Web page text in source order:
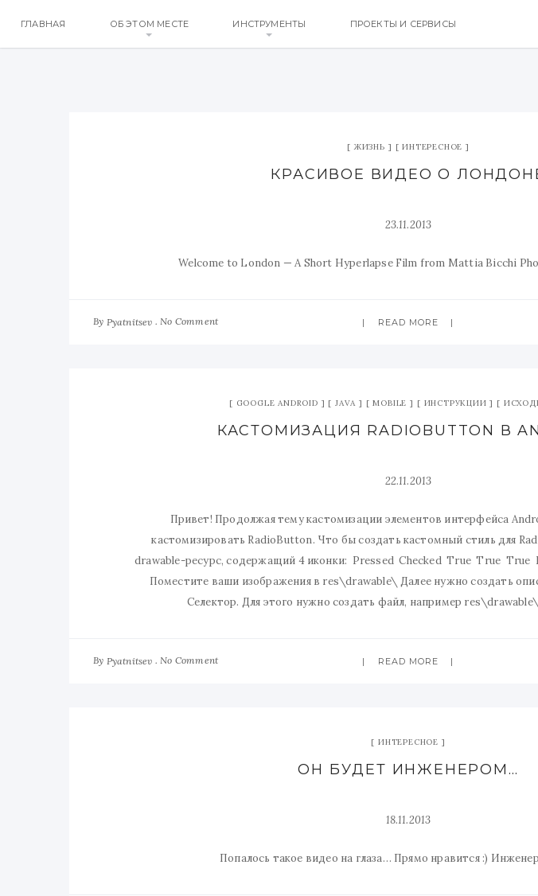
ГЛАВНАЯ ОБ ЭТОМ МЕСТЕ ИНСТРУМЕНТЫ ПРОЕКТЫ И СЕРВИСЫ
ЖИЗНЬ ИНТЕРЕСНОЕ
КРАСИВОЕ ВИДЕО О
23.11.2013
Welcome to London — A Short Hyperlapse Film from Mattia Bicchi
By Pyatnitsev No Comment READ MORE
GOOGLE ANDROID JAVA MOBILE ИНСТРУКЦИИ
КАСТОМИЗАЦИЯ RADIOBUTTON В
22.11.2013
Привет! Продолжая тему кастомизации элементов интерфейса
кастомизировать RadioButton. Что бы создать кастомный стиль для
drawable-ресурс, содержащий 4 иконки: Pressed Checked True True True
Поместите ваши изображения в res\drawable\ Далее нужно создать
Селектор. Для этого нужно создать файл, например
By Pyatnitsev No Comment READ MORE
ИНТЕРЕСНОЕ
ОН БУДЕТ ИНЖЕНЕРОМ…
18.11.2013
Попалось такое видео на глаза… Прямо нравится :)